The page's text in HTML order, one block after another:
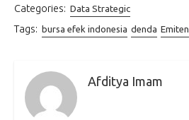
Categories: Data Strategic
Tags: bursa efek indonesia denda Emiten
Afditya Imam